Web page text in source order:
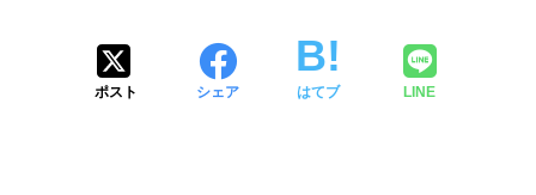
ポスト シェア はてブ LINE